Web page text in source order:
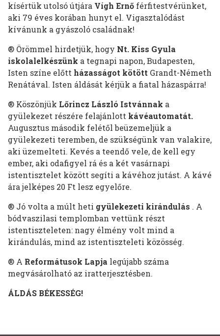
kísértük utolsó útjára Vígh Ernő férfitestvérünket,
aki 79 éves korában hunyt el. Vigasztalódást
kívánunk a gyászoló családnak!
® Örömmel hirdetjük, hogy Nt. Kiss Gyula
iskolalelkészünk a tegnapi napon, Budapesten,
Isten színe előtt házasságot kötött Grandt-Németh
Renátával. Isten áldását kérjük a fiatal házaspárra!
® Köszönjük Lőrincz László Istvánnak a
gyülekezet részére felajánlott kávéautomatát.
Augusztus második felétől beüzemeljük a
gyülekezeti teremben, de szükségünk van valakire,
aki üzemelteti. Kevés a teendő vele, de kell egy
ember, aki odafigyel rá és a két vasárnapi
istentisztelet között segíti a kávéhoz jutást. A kávé
ára jelképes 20 Ft lesz egyelőre.
® Jó volta a múlt heti gyülekezeti kirándulás . A
bódvaszilasi templomban vettünk részt
istentiszteleten: nagy élmény volt mind a
kirándulás, mind az istentiszteleti közösség.
® A Reformátusok Lapja legújabb száma
megvásárolható az iratterjesztésben.
ÁLDÁS BÉKESSÉG!